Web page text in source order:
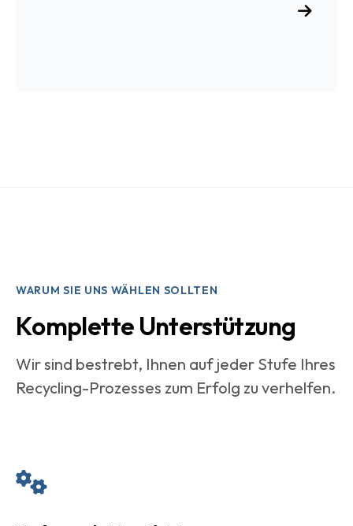
WARUM SIE UNS WÄHLEN SOLLTEN
Komplette Unterstützung
Wir sind bestrebt, Ihnen auf jeder Stufe Ihres
Recycling-Prozesses zum Erfolg zu verhelfen.